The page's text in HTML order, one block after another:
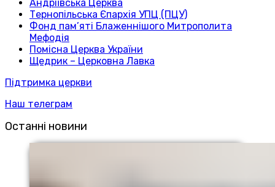
Андріївська Церква
Тернопільська Єпархія УПЦ (ПЦУ)
Фонд пам’яті Блаженнішого Митрополита
Мефодія
Помісна Церква України
Щедрик – Церковна Лавка
Підтримка церкви
Наш телеграм
Останні новини